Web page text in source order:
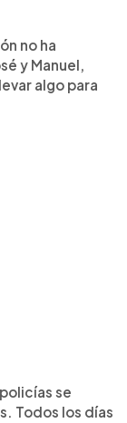
no ha
y Manuel,
algo para
se
Todos los días